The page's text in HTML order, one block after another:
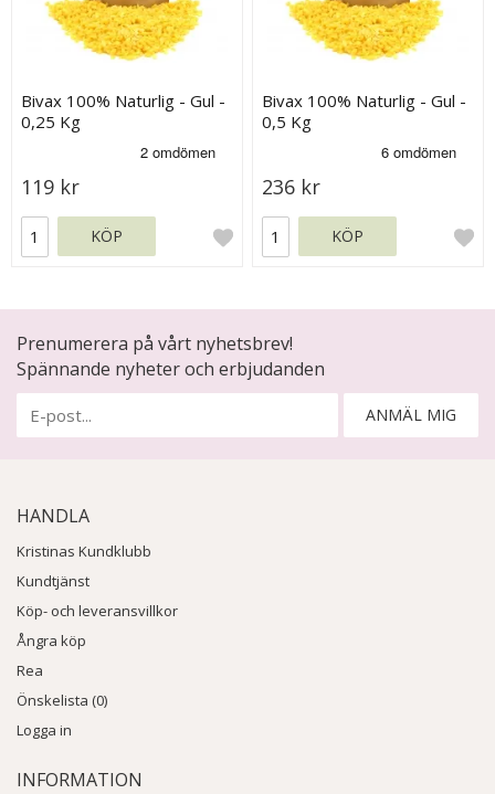
Bivax 100% Naturlig - Gul -
0,25 Kg
119 kr
KÖP
Bivax 100% Naturlig - Gul -
0,5 Kg
236 kr
KÖP
Prenumerera på vårt nyhetsbrev!
Spännande nyheter och erbjudanden
ANMÄL MIG
HANDLA
Kristinas Kundklubb
Kundtjänst
Köp- och leveransvillkor
Ångra köp
Rea
Önskelista (0)
Logga in
INFORMATION